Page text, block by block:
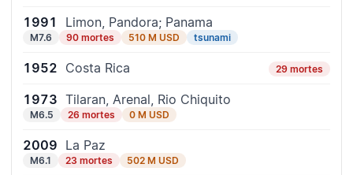
1991 Limon, Pandora; Panama
M7.6 90 mortes 510 M USD tsunami
1952 Costa Rica 29 mortes
1973 Tilaran, Arenal, Rio Chiquito
M6.5 26 mortes 0 M USD
2009 La Paz
M6.1 23 mortes 502 M USD